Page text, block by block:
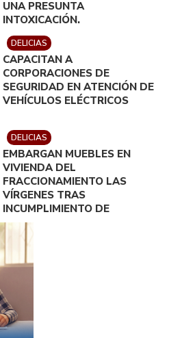
UNA PRESUNTA
INTOXICACIÓN.
DELICIAS
CAPACITAN A
CORPORACIONES DE
SEGURIDAD EN ATENCIÓN DE
VEHÍCULOS ELÉCTRICOS
DELICIAS
EMBARGAN MUEBLES EN
VIVIENDA DEL
FRACCIONAMIENTO LAS
VÍRGENES TRAS
INCUMPLIMIENTO DE
ACUERDO DE PAGO